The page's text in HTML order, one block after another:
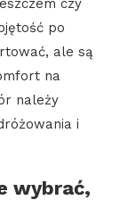
po
ale są
na
należy
i
wybrać,